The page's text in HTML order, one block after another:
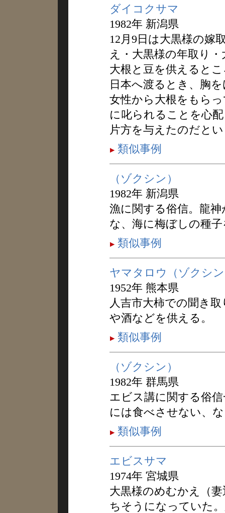
ダイコクサマ
1982年 新潟県
12月9日は大黒様の嫁
え・大黒様の年取り
大根と豆を供えると
日本へ渡るとき、胸
女性から大根をもら
に叱られることを心
片方を与えたのだと
類似事例
（ゾクシン）
1982年 新潟県
漁に関する俗信。龍
な、海に梅ぼしの種
類似事例
ヤマタロウ（ゾクシ
1952年 熊本県
人吉市大柿での聞き
や酒などを供える。
類似事例
（ゾクシン）
1982年 群馬県
エビス講に関する俗
には食べさせない、
類似事例
エビスサマ
1974年 宮城県
大黒様のめむかえ（
ちそうになっていた